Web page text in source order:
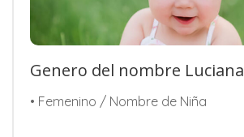
Genero del nombre Luciana
• Femenino / Nombre de Niña